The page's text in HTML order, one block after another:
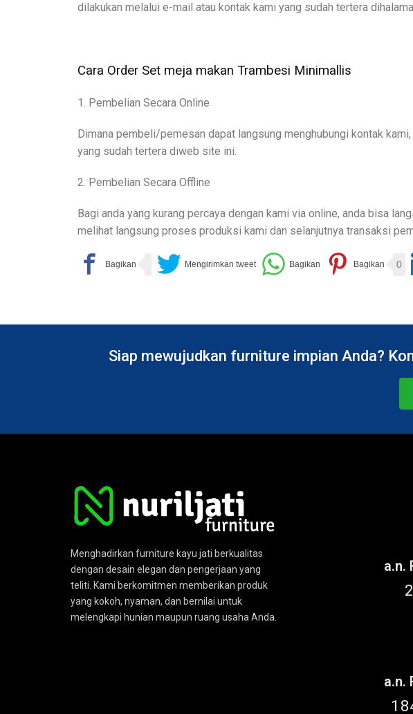
dilakukan melalui e-mail atau kontak kami yang sudah tertera
Cara Order Set meja makan Trambesi Minimallis
1. Pembelian Secara Online
Dimana pembeli/pemesan dapat langsung menghubungi kontak
yang sudah tertera diweb site ini.
2. Pembelian Secara Offline
Bagi anda yang kurang percaya dengan kami via online, anda bisa
melihat langsung proses produksi kami dan selanjutnya transaksi
0
Siap mewujudkan furniture impian Anda?
Menghadirkan furniture kayu jati berkualitas
dengan desain elegan dan pengerjaan yang
teliti. Kami berkomitmen memberikan produk
yang kokoh, nyaman, dan bernilai untuk
melengkapi hunian maupun ruang usaha Anda.
a.n.
a.n.